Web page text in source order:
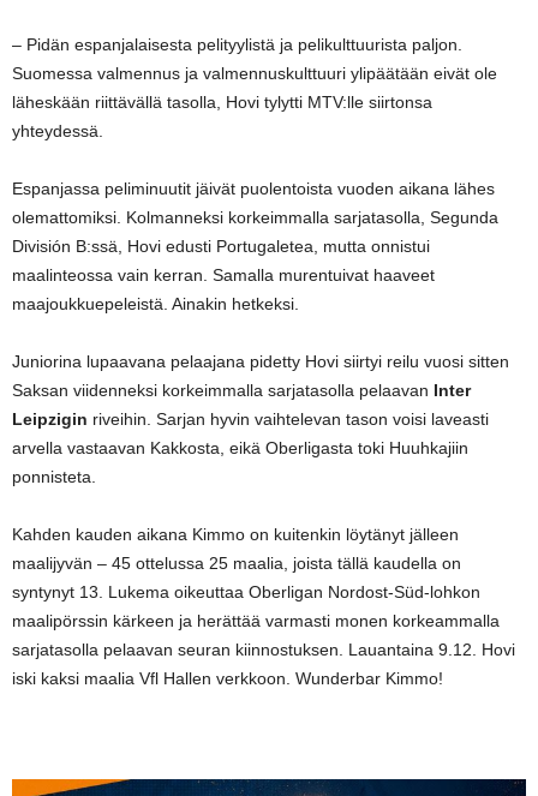
– Pidän espanjalaisesta pelityylistä ja pelikulttuurista paljon.
Suomessa valmennus ja valmennuskulttuuri ylipäätään eivät ole
läheskään riittävällä tasolla, Hovi tylytti MTV:lle siirtonsa
yhteydessä.
Espanjassa peliminuutit jäivät puolentoista vuoden aikana lähes
olemattomiksi. Kolmanneksi korkeimmalla sarjatasolla, Segunda
División B:ssä, Hovi edusti Portugaletea, mutta onnistui
maalinteossa vain kerran. Samalla murentuivat haaveet
maajoukkuepeleistä. Ainakin hetkeksi.
Juniorina lupaavana pelaajana pidetty Hovi siirtyi reilu vuosi sitten
Saksan viidenneksi korkeimmalla sarjatasolla pelaavan Inter
Leipzigin riveihin. Sarjan hyvin vaihtelevan tason voisi laveasti
arvella vastaavan Kakkosta, eikä Oberligasta toki Huuhkajiin
ponnisteta.
Kahden kauden aikana Kimmo on kuitenkin löytänyt jälleen
maalijyvän – 45 ottelussa 25 maalia, joista tällä kaudella on
syntynyt 13. Lukema oikeuttaa Oberligan Nordost-Süd-lohkon
maalipörssin kärkeen ja herättää varmasti monen korkeammalla
sarjatasolla pelaavan seuran kiinnostuksen. Lauantaina 9.12. Hovi
iski kaksi maalia Vfl Hallen verkkoon. Wunderbar Kimmo!